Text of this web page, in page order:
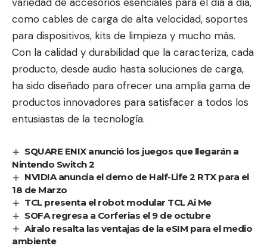
como cables de carga de alta velocidad, soportes
para dispositivos, kits de limpieza y mucho más.
Con la calidad y durabilidad que la caracteriza, cada
producto, desde audio hasta soluciones de carga,
ha sido diseñado para ofrecer una amplia gama de
productos innovadores para satisfacer a todos los
entusiastas de la tecnología.
SQUARE ENIX anunció los juegos que llegarán a
Nintendo Switch 2
NVIDIA anuncia el demo de Half-Life 2 RTX para el
18 de Marzo
TCL presenta el robot modular TCL Ai Me
SOFA regresa a Corferias el 9 de octubre
Airalo resalta las ventajas de la eSIM para el medio
ambiente